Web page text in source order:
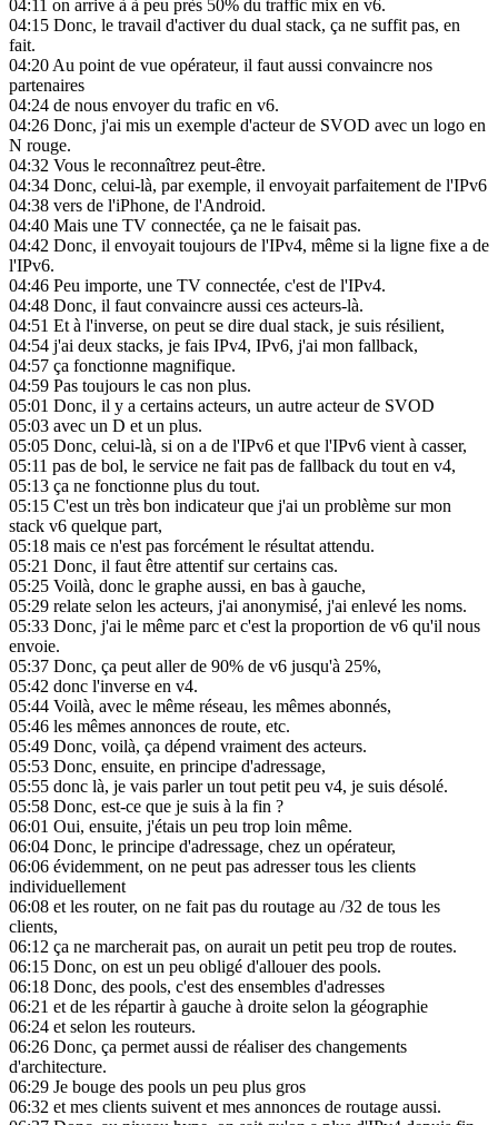
04:11 on arrive à à peu près 50% du traffic mix en v6.
04:15 Donc, le travail d'activer du dual stack, ça ne suffit pas, en
fait.
04:20Au point de vue opérateur, il faut aussi convaincre nos
partenaires
04:24 de nous envoyer du trafic en v6.
04:26 Donc, j'ai mis un exemple d'acteur de SVOD avec un logo en
N rouge.
04:32 Vous le reconnaîtrez peut-être.
04:34 Donc, celui-là, par exemple, il envoyait parfaitement de l'IPv6
04:38 vers de l'iPhone, de l'Android.
04:40 Mais une TV connectée, ça ne le faisait pas.
04:42 Donc, il envoyait toujours de l'IPv4, même si la ligne fixe a de
l'IPv6.
04:46 Peu importe, une TV connectée, c'est de l'IPv4.
04:48 Donc, il faut convaincre aussi ces acteurs-là.
04:51 Et à l'inverse, on peut se dire dual stack, je suis résilient,
04:54 j'ai deux stacks, je fais IPv4, IPv6, j'ai mon fallback,
04:57 ça fonctionne magnifique.
04:59 Pas toujours le cas non plus.
05:01 Donc, il y a certains acteurs, un autre acteur de SVOD
05:03 avec un D et un plus.
05:05 Donc, celui-là, si on a de l'IPv6 et que l'IPv6 vient à casser,
05:11 pas de bol, le service ne fait pas de fallback du tout en v4,
05:13 ça ne fonctionne plus du tout.
05:15 C'est un très bon indicateur que j'ai un problème sur mon
stack v6 quelque part,
05:18 mais ce n'est pas forcément le résultat attendu.
05:21 Donc, il faut être attentif sur certains cas.
05:25 Voilà, donc le graphe aussi, en bas à gauche,
05:29 relate selon les acteurs, j'ai anonymisé, j'ai enlevé les noms.
05:33 Donc, j'ai le même parc et c'est la proportion de v6 qu'il nous
envoie.
05:37 Donc, ça peut aller de 90% de v6 jusqu'à 25%,
05:42 donc l'inverse en v4.
05:44 Voilà, avec le même réseau, les mêmes abonnés,
05:46 les mêmes annonces de route, etc.
05:49 Donc, voilà, ça dépend vraiment des acteurs.
05:53 Donc, ensuite, en principe d'adressage,
05:55 donc là, je vais parler un tout petit peu v4, je suis désolé.
05:58 Donc, est-ce que je suis à la fin ?
06:01 Oui, ensuite, j'étais un peu trop loin même.
06:04 Donc, le principe d'adressage, chez un opérateur,
06:06 évidemment, on ne peut pas adresser tous les clients
individuellement
06:08 et les router, on ne fait pas du routage au /32 de tous les
clients,
06:12 ça ne marcherait pas, on aurait un petit peu trop de routes.
06:15 Donc, on est un peu obligé d'allouer des pools.
06:18 Donc, des pools, c'est des ensembles d'adresses
06:21 et de les répartir à gauche à droite selon la géographie
06:24 et selon les routeurs.
06:26 Donc, ça permet aussi de réaliser des changements
d'architecture.
06:29 Je bouge des pools un peu plus gros
06:32 et mes clients suivent et mes annonces de routage aussi.